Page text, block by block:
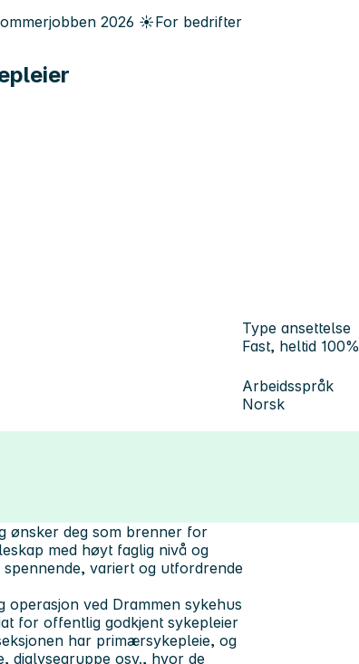
2026 ☀️For bedrifter
Type ansettelse
Fast, heltid 100%
Arbeidsspråk
Norsk
ønsker deg som brenner for
med høyt faglig nivå og
variert og utfordrende
operasjon ved Drammen sykehus
for offentlig godkjent sykepleier
har primærsykepleie, og
dialysegruppe osv., hvor de